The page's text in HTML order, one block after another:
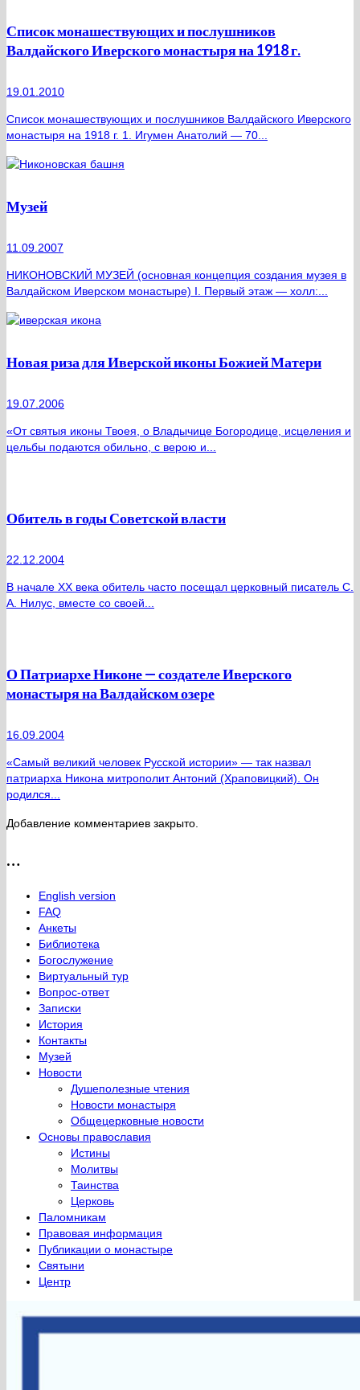
Список монашествующих и послушников
Валдайского Иверского монастыря на 1918 г.
19.01.2010
Список монашествующих и послушников Валдайского Иверского
монастыря на 1918 г. 1. Игумен Анатолий — 70...
Музей
11.09.2007
НИКОНОВСКИЙ МУЗЕЙ (основная концепция создания музея в
Валдайском Иверском монастыре) I. Первый этаж — холл:...
Новая риза для Иверской иконы Божией Матери
19.07.2006
«От святыя иконы Твоея, о Владычице Богородице, исцеления и
цельбы подаются обильно, с верою и...
Обитель в годы Советской власти
22.12.2004
В начале XX века обитель часто посещал церковный писатель С.
А. Нилус, вместе со своей...
О Патриархе Никоне — создателе Иверского
монастыря на Валдайском озере
16.09.2004
«Самый великий человек Русской истории» — так назвал
патриарха Никона митрополит Антоний (Храповицкий). Он
родился...
Добавление комментариев закрыто.
…
English version
FAQ
Анкеты
Библиотека
Богослужение
Виртуальный тур
Вопрос-ответ
Записки
История
Контакты
Музей
Новости
Душеполезные чтения
Новости монастыря
Общецерковные новости
Основы православия
Истины
Молитвы
Таинства
Церковь
Паломникам
Правовая информация
Публикации о монастыре
Святыни
Центр